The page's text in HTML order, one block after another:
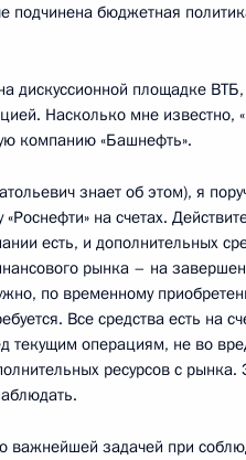
конгресс в
16:00 Стамбул
года, воскресенье
с Днём работника
промышленности
09:00
подчинена бюджетная
дискуссионной площадке
Насколько мне известно,
компанию «Башнефть».
знает об этом), я
«Роснефти» на счетах.
есть, и дополнительных
рынка – на
по временному
Все средства есть на
текущим операциям, не во
ресурсов с
важнейшей задачей при